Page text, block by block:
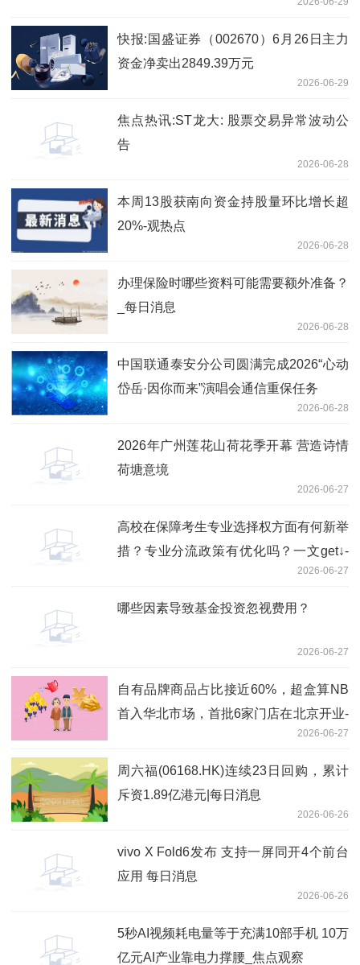
快报:国盛证券（002670）6月26日主力
资金净卖出2849.39万元
2026-06-29
焦点热讯:ST龙大: 股票交易异常波动公
告
2026-06-28
本周13股获南向资金持股量环比增长超
20%-观热点
2026-06-28
办理保险时哪些资料可能需要额外准备？
_每日消息
2026-06-28
中国联通泰安分公司圆满完成2026“心动
岱岳·因你而来”演唱会通信重保任务
2026-06-28
2026年广州莲花山荷花季开幕 营造诗情
荷塘意境
2026-06-27
高校在保障考生专业选择权方面有何新举
措？专业分流政策有优化吗？一文get↓-
2026-06-27
哪些因素导致基金投资忽视费用？
2026-06-27
自有品牌商品占比接近60%，超盒算NB
首入华北市场，首批6家门店在北京开业-
2026-06-27
周六福(06168.HK)连续23日回购，累计
斥资1.89亿港元|每日消息
2026-06-26
vivo X Fold6发布 支持一屏同开4个前台
应用 每日消息
2026-06-26
5秒AI视频耗电量等于充满10部手机 10万
亿元AI产业靠电力撑腰_焦点观察